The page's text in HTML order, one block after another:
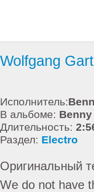
Wolfgang
Исполнитель:
В альбоме:
Длительность:
Раздел: Electro
Оригинальный
We do not have